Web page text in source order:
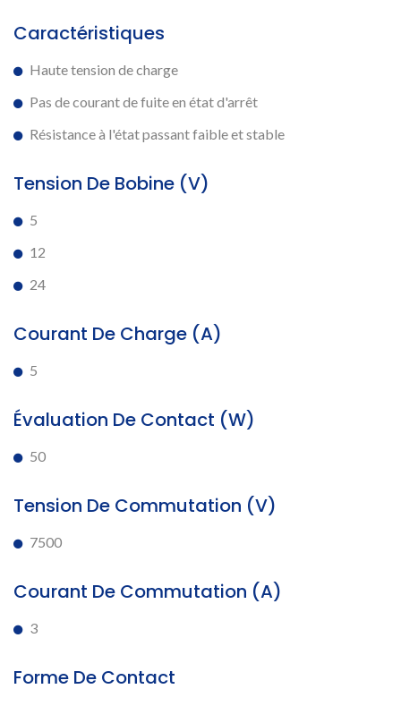
Caractéristiques
Haute tension de charge
Pas de courant de fuite en état d'arrêt
Résistance à l'état passant faible et stable
Tension De Bobine (V)
5
12
24
Courant De Charge (A)
5
Évaluation De Contact (W)
50
Tension De Commutation (V)
7500
Courant De Commutation (A)
3
Forme De Contact